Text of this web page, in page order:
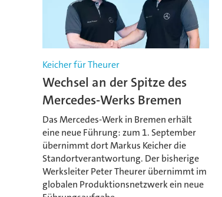
Keicher für Theurer
Wechsel an der Spitze des
Mercedes-Werks Bremen
Das Mercedes-Werk in Bremen erhält
eine neue Führung: zum 1. September
übernimmt dort Markus Keicher die
Standortverantwortung. Der bisherige
Werksleiter Peter Theurer übernimmt im
globalen Produktionsnetzwerk ein neue